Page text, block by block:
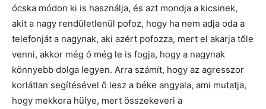
ócska módon ki is használja, és azt mondja a kicsinek,
akit a nagy rendületlenül pofoz, hogy ha nem adja oda a
telefonját a nagynak, aki azért pofozza, mert el akarja tőle
venni, akkor még ő még le is fogja, hogy a nagynak
könnyebb dolga legyen. Arra számít, hogy az agresszor
korlátlan segítésével ő lesz a béke angyala, ami mutatja,
hogy mekkora hülye, mert összekeveri a